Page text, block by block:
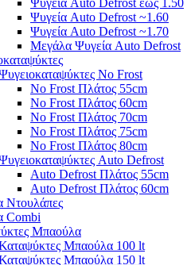
Ψυγεία Auto Defrost έως 1.50
Ψυγεία Auto Defrost ~1.60
Ψυγεία Auto Defrost ~1.70
Μεγάλα Ψυγεία Auto Defrost
No Frost
No Frost Πλάτος 55cm
No Frost Πλάτος 60cm
No Frost Πλάτος 70cm
No Frost Πλάτος 75cm
No Frost Πλάτος 80cm
Auto Defrost
Auto Defrost Πλάτος 55cm
Auto Defrost Πλάτος 60cm
Ντουλάπες
Combi
Μπαούλα
Μπαούλα 100 lt
Μπαούλα 150 lt